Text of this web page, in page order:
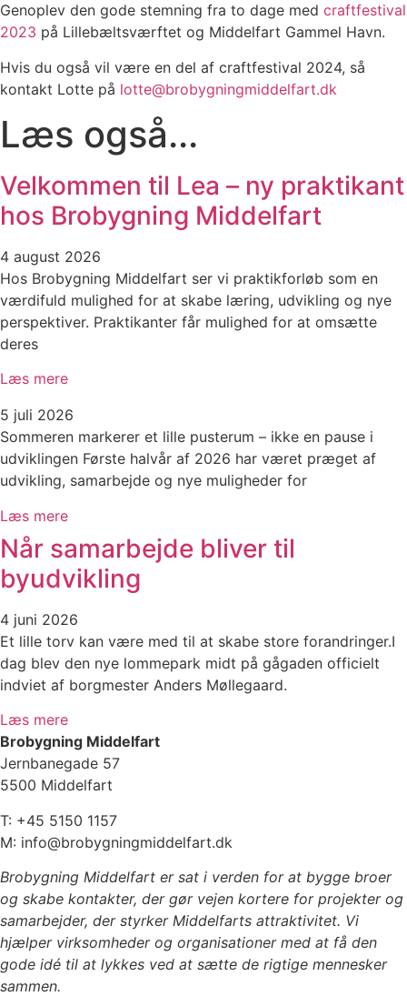
Genoplev den gode stemning fra to dage med craftfestival
2023 på Lillebæltsværftet og Middelfart Gammel Havn.
Hvis du også vil være en del af craftfestival 2024, så
kontakt Lotte på lotte@brobygningmiddelfart.dk
Læs også...
Velkommen til Lea – ny praktikant
hos Brobygning Middelfart
4 august 2026
Hos Brobygning Middelfart ser vi praktikforløb som en
værdifuld mulighed for at skabe læring, udvikling og nye
perspektiver. Praktikanter får mulighed for at omsætte
deres
Læs mere
5 juli 2026
Sommeren markerer et lille pusterum – ikke en pause i
udviklingen Første halvår af 2026 har været præget af
udvikling, samarbejde og nye muligheder for
Læs mere
Når samarbejde bliver til
byudvikling
4 juni 2026
Et lille torv kan være med til at skabe store forandringer.I
dag blev den nye lommepark midt på gågaden officielt
indviet af borgmester Anders Møllegaard.
Læs mere
Brobygning Middelfart
Jernbanegade 57
5500 Middelfart
T: +45 5150 1157
M: info@brobygningmiddelfart.dk
Brobygning Middelfart er sat i verden for at bygge broer
og skabe kontakter, der gør vejen kortere for projekter og
samarbejder, der styrker Middelfarts attraktivitet. Vi
hjælper virksomheder og organisationer med at få den
gode idé til at lykkes ved at sætte de rigtige mennesker
sammen.